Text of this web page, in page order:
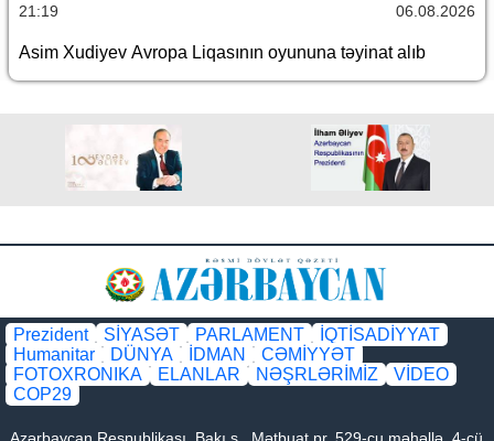
21:19 06.08.2026
Asim Xudiyev Avropa Liqasının oyununa təyinat alıb
Prezident SİYASƏT PARLAMENT
İQTİSADİYYAT
Humanitar
DÜNYA İDMAN
CƏMİYYƏT
FOTOXRONIKA
ELANLAR NƏŞRLƏRİMİZ
VİDEO
COP29